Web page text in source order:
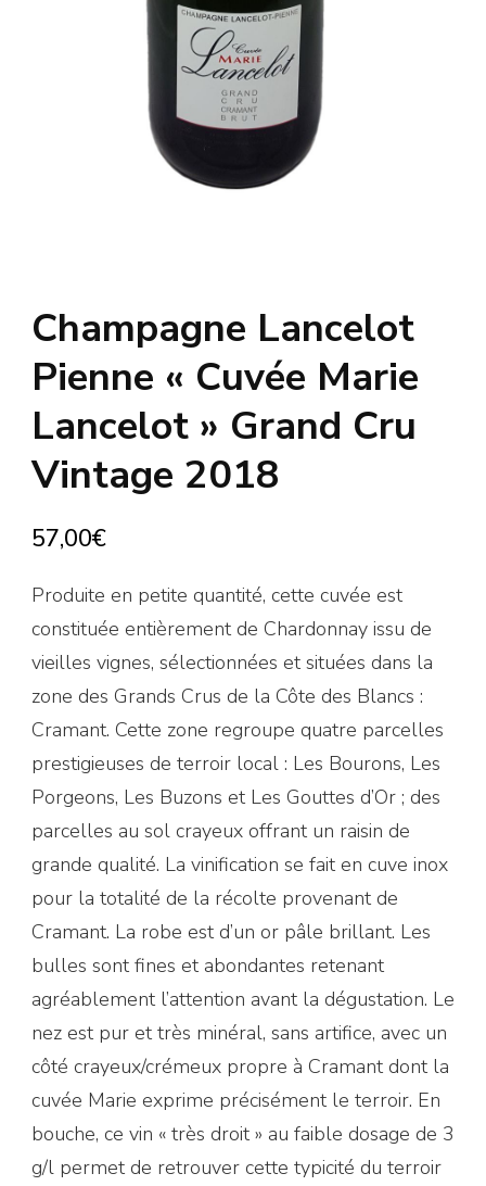
Champagne Lancelot
Pienne « Cuvée Marie
Lancelot » Grand Cru
Vintage 2018
57,00€
Produite en petite quantité, cette cuvée est
constituée entièrement de Chardonnay issu de
vieilles vignes, sélectionnées et situées dans la
zone des Grands Crus de la Côte des Blancs :
Cramant. Cette zone regroupe quatre parcelles
prestigieuses de terroir local : Les Bourons, Les
Porgeons, Les Buzons et Les Gouttes d’Or ; des
parcelles au sol crayeux offrant un raisin de
grande qualité. La vinification se fait en cuve inox
pour la totalité de la récolte provenant de
Cramant. La robe est d’un or pâle brillant. Les
bulles sont fines et abondantes retenant
agréablement l’attention avant la dégustation. Le
nez est pur et très minéral, sans artifice, avec un
côté crayeux/crémeux propre à Cramant dont la
cuvée Marie exprime précisément le terroir. En
bouche, ce vin « très droit » au faible dosage de 3
g/l permet de retrouver cette typicité du terroir